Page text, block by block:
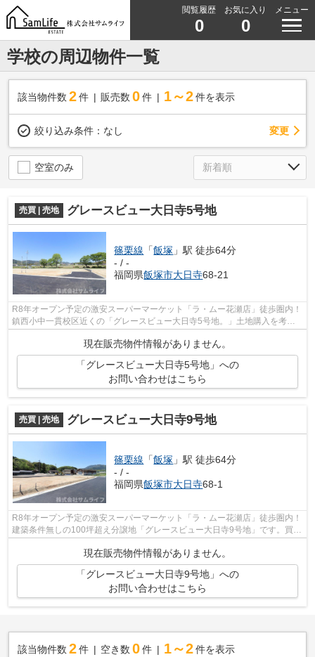
閲覧履歴
0
お気に入り
0
メニュー
学校の周辺物件一覧
該当物件数 2件 販売数 0 件 1～2 件を表示
絞り込み条件： なし 変更
空室のみ
売買 | 売地 グレースビュー大日寺5号地
篠栗線 「飯塚 」駅 徒歩64分
- / -
福岡県飯塚市大日寺68-21
R8年オープン予定の激安スーパーマーケット「ラ・ムー花瀬店」徒歩圏内！
鎮西小中一貫校区近くの「グレースビュー大日寺5号地。」土地購入を考え
ている方、一度チェックして頂きたいの...
現在販売物件情報がありません。
「グレースビュー大日寺5号地」への
お問い合わせはこちら
売買 | 売地 グレースビュー大日寺9号地
篠栗線 「飯塚 」駅 徒歩64分
- / -
福岡県飯塚市大日寺68-1
R8年オープン予定の激安スーパーマーケット「ラ・ムー花瀬店」徒歩圏内！
建築条件無しの100坪超え分譲地「グレースビュー大日寺9号地」です。買い
現在販売物件情報がありません。
「グレースビュー大日寺9号地」への
お問い合わせはこちら
該当物件数 2件 空き数 0 件 1～2 件を表示